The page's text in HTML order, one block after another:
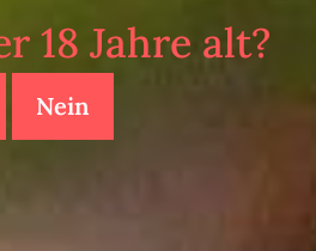
18 Jahre alt?
Nein